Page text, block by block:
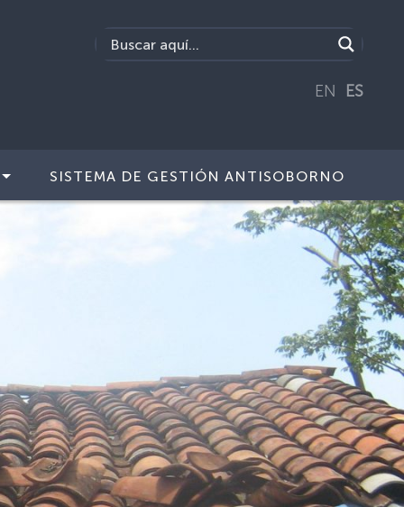
EN ES
SISTEMA DE GESTIÓN ANTISOBORNO